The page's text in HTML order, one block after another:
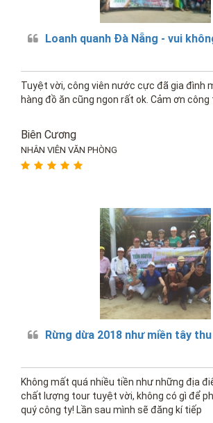
Loanh quanh Đà Nẵng - vui
Tuyệt vời, công viên nước cực đã gia đình
hàng đồ ăn cũng ngon rất ok. Cảm ơn công
Biên Cương
NHÂN VIÊN VĂN PHÒNG
Rừng dừa 2018 như miền tây
Không mất quá nhiều tiền như những địa
chất lượng tour tuyệt vời, không có gì để
quý công ty! Lần sau mình sẽ đăng kí tiếp